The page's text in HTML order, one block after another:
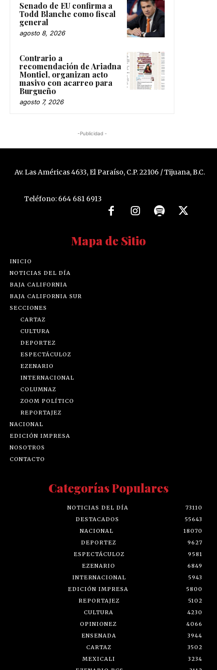
Senado de EU confirma a
Todd Blanche como fiscal
general
agosto 8, 2026
Contrario a
recomendación de Ariadna
Montiel, organizan acto
masivo con acarreo para
Burgueño
agosto 7, 2026
-Publicidad -
Av. Las Américas 4633, El Paraíso, C.P. 22106 / Tijuana, B.C.
Teléfono: 664 681 6913
Mapa de Sitio
INICIO
NOTICIAS DEL DÍA
BAJA CALIFORNIA
BAJA CALIFORNIA SUR
SECCIONES
CARTAZ
CULTURA
DEPORTEZ
ESPECTÁCULOZ
EZENARIO
INTERNACIONAL
COLUMNAZ
ZOOM POLÍTICO
REPORTAJEZ
NACIONAL
EDICIÓN IMPRESA
NOSOTROS
CONTACTO
Categorías Populares
NOTICIAS DEL DÍA
73110
DESTACADOS
55643
NACIONAL
18070
DEPORTEZ
9627
ESPECTÁCULOZ
9581
EZENARIO
6849
INTERNACIONAL
5943
EDICIÓN IMPRESA
5800
REPORTAJEZ
5102
CULTURA
4230
OPINIONEZ
4066
ENSENADA
3944
CARTAZ
3502
MEXICALI
3234